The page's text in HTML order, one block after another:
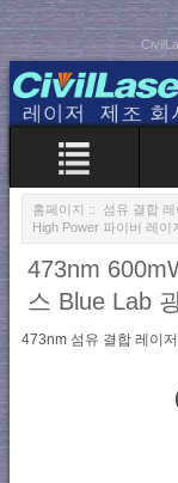
홈페이지 :: 섬유 결합
High Power 파이버 레이
473nm
스 Blue Lab
473nm 섬유 결합 레이저